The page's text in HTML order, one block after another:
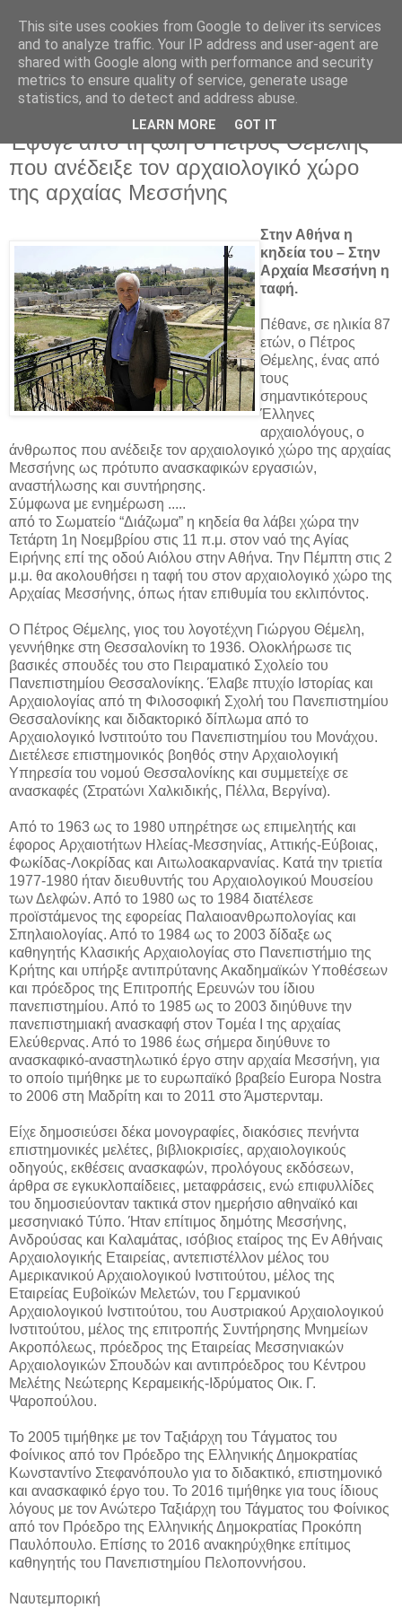
Δευτέρα 30 Οκτωβρίου 2023
Έφυγε από τη ζωή ο Πέτρος Θέμελης
που ανέδειξε τον αρχαιολογικό χώρο
της αρχαίας Μεσσήνης
Στην Αθήνα η
κηδεία του – Στην
Αρχαία Μεσσήνη η
ταφή.
Πέθανε, σε ηλικία 87
ετών, ο Πέτρος
Θέμελης, ένας από
τους
σημαντικότερους
Έλληνες
αρχαιολόγους, ο
άνθρωπος που ανέδειξε τον αρχαιολογικό χώρο της αρχαίας
Μεσσήνης ως πρότυπο ανασκαφικών εργασιών,
αναστήλωσης και συντήρησης.
Σύμφωνα με ενημέρωση .....
από το Σωματείο “Διάζωμα” η κηδεία θα λάβει χώρα την
Τετάρτη 1η Νοεμβρίου στις 11 π.μ. στον ναό της Αγίας
Ειρήνης επί της οδού Αιόλου στην Αθήνα. Την Πέμπτη στις 2
μ.μ. θα ακολουθήσει η ταφή του στον αρχαιολογικό χώρο της
Αρχαίας Μεσσήνης, όπως ήταν επιθυμία του εκλιπόντος.
Ο Πέτρος Θέμελης, γιος του λογοτέχνη Γιώργου Θέμελη,
γεννήθηκε στη Θεσσαλονίκη το 1936. Ολοκλήρωσε τις
βασικές σπουδές του στο Πειραματικό Σχολείο του
Πανεπιστημίου Θεσσαλονίκης. Έλαβε πτυχίο Ιστορίας και
Αρχαιολογίας από τη Φιλοσοφική Σχολή του Πανεπιστημίου
Θεσσαλονίκης και διδακτορικό δίπλωμα από το
Αρχαιολογικό Ινστιτούτο του Πανεπιστημίου του Mονάχου.
Διετέλεσε επιστημονικός βοηθός στην Aρχαιολογική
Yπηρεσία του νομού Θεσσαλονίκης και συμμετείχε σε
ανασκαφές (Στρατώνι Χαλκιδικής, Πέλλα, Bεργίνα).
Από το 1963 ως το 1980 υπηρέτησε ως επιμελητής και
έφορος Aρχαιοτήτων Hλείας-Mεσσηνίας, Aττικής-Eύβοιας,
Φωκίδας-Λοκρίδας και Aιτωλοακαρνανίας. Κατά την τριετία
1977-1980 ήταν διευθυντής του Aρχαιολογικού Mουσείου
των Δελφών. Από το 1980 ως το 1984 διατέλεσε
προϊστάμενος της εφορείας Παλαιοανθρωπολογίας και
Σπηλαιολογίας. Από το 1984 ως το 2003 δίδαξε ως
καθηγητής Kλασικής Aρχαιολογίας στο Πανεπιστήμιο της
Kρήτης και υπήρξε αντιπρύτανης Ακαδημαϊκών Υποθέσεων
και πρόεδρος της Επιτροπής Ερευνών του ίδιου
πανεπιστημίου. Από το 1985 ως το 2003 διηύθυνε την
πανεπιστημιακή ανασκαφή στον Tομέα I της αρχαίας
Eλεύθερνας. Από το 1986 έως σήμερα διηύθυνε το
ανασκαφικό-αναστηλωτικό έργο στην αρχαία Μεσσήνη, για
το οποίο τιμήθηκε με το ευρωπαϊκό βραβείο Europa Nostra
το 2006 στη Μαδρίτη και το 2011 στο Άμστερνταμ.
Είχε δημοσιεύσει δέκα μονογραφίες, διακόσιες πενήντα
επιστημονικές μελέτες, βιβλιοκρισίες, αρχαιολογικούς
οδηγούς, εκθέσεις ανασκαφών, προλόγους εκδόσεων,
άρθρα σε εγκυκλοπαίδειες, μεταφράσεις, ενώ επιφυλλίδες
του δημοσιεύονταν τακτικά στον ημερήσιο αθηναϊκό και
μεσσηνιακό Τύπο. Ήταν επίτιμος δημότης Μεσσήνης,
Ανδρούσας και Καλαμάτας, ισόβιος εταίρος της Εν Αθήναις
Aρχαιολογικής Eταιρείας, αντεπιστέλλον μέλος του
Αμερικανικού Αρχαιολογικού Ινστιτούτου, μέλος της
Eταιρείας Eυβοϊκών Mελετών, του Γερμανικού
Aρχαιολογικού Iνστιτούτου, του Aυστριακού Aρχαιολογικού
Iνστιτούτου, μέλος της επιτροπής Συντήρησης Mνημείων
Aκροπόλεως, πρόεδρος της Eταιρείας Mεσσηνιακών
Aρχαιολογικών Σπουδών και αντιπρόεδρος του Κέντρου
Μελέτης Νεώτερης Κεραμεικής-Ιδρύματος Oικ. Γ.
Ψαροπούλου.
Το 2005 τιμήθηκε με τον Tαξιάρχη του Tάγματος του
Φοίνικος από τον Πρόεδρο της Eλληνικής Δημοκρατίας
Κωνσταντίνο Στεφανόπουλο για το διδακτικό, επιστημονικό
και ανασκαφικό έργο του. Το 2016 τιμήθηκε για τους ίδιους
λόγους με τον Ανώτερο Ταξιάρχη του Τάγματος του Φοίνικος
από τον Πρόεδρο της Ελληνικής Δημοκρατίας Προκόπη
Παυλόπουλο. Επίσης το 2016 ανακηρύχθηκε επίτιμος
καθηγητής του Πανεπιστημίου Πελοποννήσου.
Ναυτεμπορική
This site uses cookies from Google to deliver its services
and to analyze traffic. Your IP address and user-agent are
shared with Google along with performance and security
metrics to ensure quality of service, generate usage
statistics, and to detect and address abuse.
LEARN MORE GOT IT